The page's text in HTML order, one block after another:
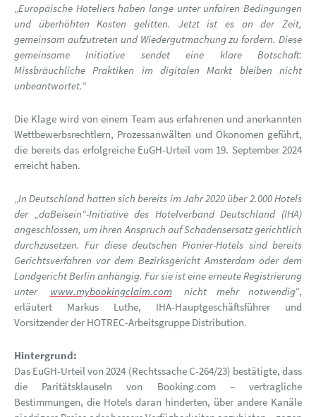
„Europäische Hoteliers haben lange unter unfairen Bedingungen
und überhöhten Kosten gelitten. Jetzt ist es an der Zeit,
gemeinsam aufzutreten und Wiedergutmachung zu fordern. Diese
gemeinsame Initiative sendet eine klare Botschaft:
Missbräuchliche Praktiken im digitalen Markt bleiben nicht
unbeantwortet.“
Die Klage wird von einem Team aus erfahrenen und anerkannten
Wettbewerbsrechtlern, Prozessanwälten und Ökonomen geführt,
die bereits das erfolgreiche EuGH-Urteil vom 19. September 2024
erreicht haben.
„In Deutschland hatten sich bereits im Jahr 2020 über 2.000 Hotels
der „daBeisein“-Initiative des Hotelverband Deutschland (IHA)
angeschlossen, um ihren Anspruch auf Schadensersatz gerichtlich
durchzusetzen. Für diese deutschen Pionier-Hotels sind bereits
Gerichtsverfahren vor dem Bezirksgericht Amsterdam oder dem
Landgericht Berlin anhängig. Für sie ist eine erneute Registrierung
unter
www.mybookingclaim.com nicht mehr notwendig“,
erläutert Markus Luthe, IHA-Hauptgeschäftsführer und
Vorsitzender der HOTREC-Arbeitsgruppe Distribution.
Hintergrund:
Das EuGH-Urteil von 2024 (Rechtssache C-264/23) bestätigte, dass
die Paritätsklauseln von Booking.com – vertragliche
Bestimmungen, die Hotels daran hinderten, über andere Kanäle